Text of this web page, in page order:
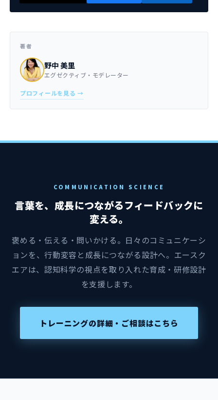
著者
野中 美里
エグゼクティブ・モデレーター
プロフィールを見る →
COMMUNICATION SCIENCE
言葉を、成長につながるフィードバックに
変える。
褒める・伝える・問いかける。日々のコミュニケーシ
ョンを、行動変容と成長につながる設計へ。エースク
エアは、認知科学の視点を取り入れた育成・研修設計
を支援します。
トレーニングの詳細・ご相談はこちら